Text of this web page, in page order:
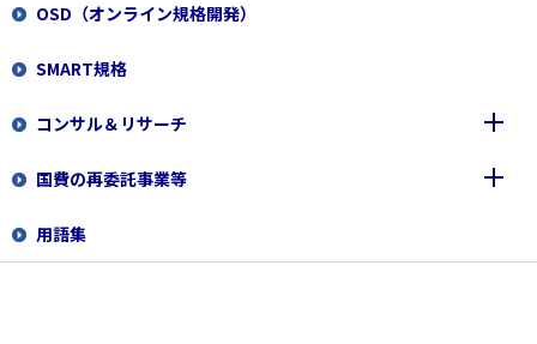
ISO/TC315（コールドチェーン物流）
ISO/TC 324（シェアリングエコノミー）
サービス関連規格（国内）
特定標準化機関（CSB）制度
JIS原案等作成予定情報
CSBとしてのパブリックコメントの実施
JIS原案作成公募制度
JIS原案作成テンプレート
ISO/IEC幹事国業務
国際標準化研修
報告会・交流会・講演会
多国間・二国間連携
ISO/IECの規定・政策等
OSD（オンライン規格開発）
SMART規格
コンサル＆リサーチ
トップ
フェロー活動実績
国費の再委託事業等
トップ
用語集